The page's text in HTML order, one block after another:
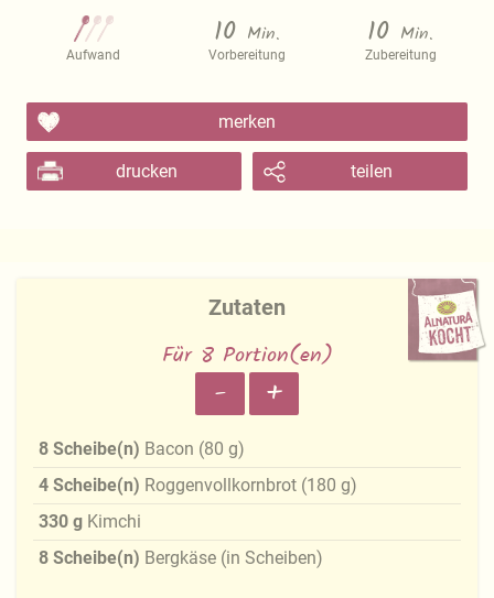
Aufwand
10 Min.
Vorbereitung
10 Min.
Zubereitung
merken
drucken teilen
Zutaten
Für 8 Portion(en)
- +
8 Scheibe(n) Bacon (80 g)
4 Scheibe(n) Roggenvollkornbrot (180 g)
330 g Kimchi
8 Scheibe(n) Bergkäse (in Scheiben)